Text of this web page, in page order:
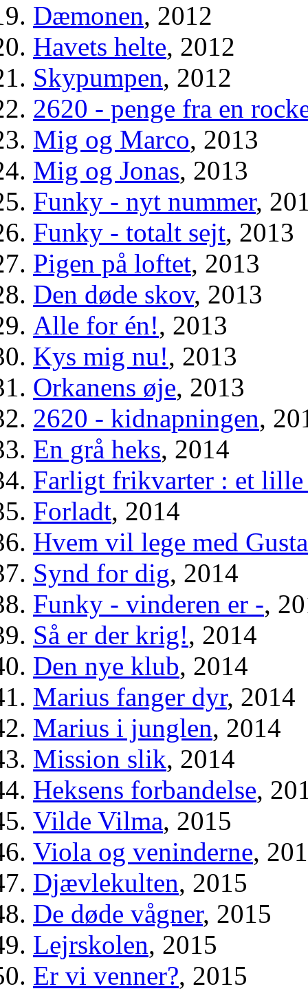
Dæmonen, 2012
Havets helte, 2012
Skypumpen, 2012
2620 - penge fra en
Mig og Marco, 2013
Mig og Jonas, 2013
Funky - nyt nummer,
Funky - totalt sejt, 2013
Pigen på loftet, 2013
Den døde skov, 2013
Alle for én!, 2013
Kys mig nu!, 2013
Orkanens øje, 2013
2620 - kidnapningen,
En grå heks, 2014
Farligt frikvarter : et lille
Forladt, 2014
Hvem vil lege med
Synd for dig, 2014
Funky - vinderen er -,
Så er der krig!, 2014
Den nye klub, 2014
Marius fanger dyr, 2014
Marius i junglen, 2014
Mission slik, 2014
Heksens forbandelse,
Vilde Vilma, 2015
Viola og veninderne,
Djævlekulten, 2015
De døde vågner, 2015
Lejrskolen, 2015
Er vi venner?, 2015